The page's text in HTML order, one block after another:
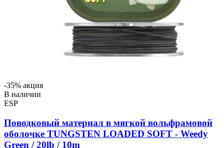
-35% акция
В наличии
ESP
Поводковый материал в мягкой вольфрамовой
оболочке TUNGSTEN LOADED SOFT - Weedy
Green / 20lb / 10m